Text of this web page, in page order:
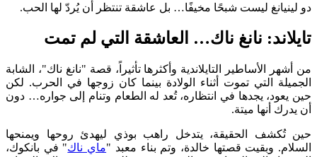
دو لينيانغ ليست شبحًا مخيفًا… بل عاشقة تنتظر أن يُردّ لها الحب.
تايلاند: نانغ ناك… العاشقة التي لم تمت
من أشهر الأساطير التايلاندية وأكثرها تأثيراً، قصة "نانغ ناك"، الشابة
الجميلة التي تموت أثناء الولادة بينما كان زوجها في الحرب. لكن
حين يعود، يجدها في انتظاره، تُعد له الطعام وتنام إلى جواره… دون
أن يدرك أنها ميتة.
حين تُكشف الحقيقة، يتدخل راهب بوذي ليهدئ روحها ويمنحها
السلام. وبقيت قصتها خالدة، وتم بناء معبد "ماي ناك" في بانكوك،